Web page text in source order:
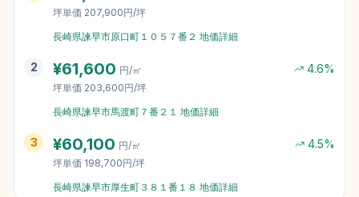
坪単価 207,900円/坪
長崎県諫早市原口町１０５７番２ 地価詳細
2 ¥61,600 円/㎡ 4.6%
坪単価 203,600円/坪
長崎県諫早市馬渡町７番２１ 地価詳細
3 ¥60,100 円/㎡ 4.5%
坪単価 198,700円/坪
長崎県諫早市厚生町３８１番１８ 地価詳細